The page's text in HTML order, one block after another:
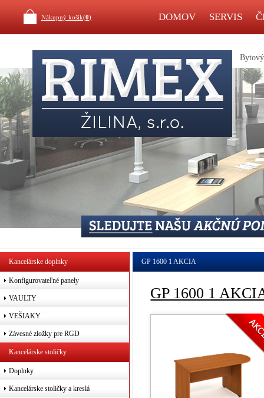
Nákupný košík(0) DOMOV SERVIS
Bytový
Kancelárske doplnky
Konfigurovateľné panely
VAULTY
VEŠIAKY
Závesné zložky pre RGD
Kancelárske stoličky
Doplnky
Kancelárske stoličky a kreslá
GP 1600 1 AKCIA
GP 1600 1